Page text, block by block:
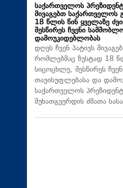
საქართველოს
მივაგებთ საქართველოს
18 წლის წინ ყველაზე
შესწირეს ჩვენი
დამოუკიდებლობას
დღეს ჩვენ პატივს
რომლებმაც ზუსტად 18
სიცოცხლე, შესწირეს
თავისუფლებასა და
საქართველოს
მუხათგვერდის ძმათა